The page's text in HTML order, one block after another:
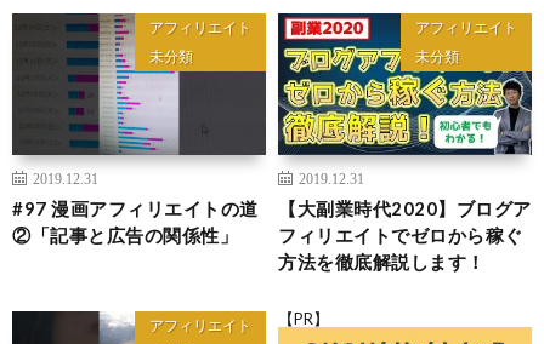
アフィリエイト
未分類
2019.12.31
#97 漫画アフィリエイトの道
②「記事と広告の関係性」
アフィリエイト
未分類
2019.12.31
【大副業時代2020】ブログア
フィリエイトでゼロから稼ぐ
方法を徹底解説します！
アフィリエイト
【PR】